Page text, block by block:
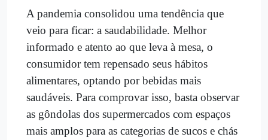
A pandemia consolidou uma tendência que
veio para ficar: a saudabilidade. Melhor
informado e atento ao que leva à mesa, o
consumidor tem repensado seus hábitos
alimentares, optando por bebidas mais
saudáveis. Para comprovar isso, basta observar
as gôndolas dos supermercados com espaços
mais amplos para as categorias de sucos e chás